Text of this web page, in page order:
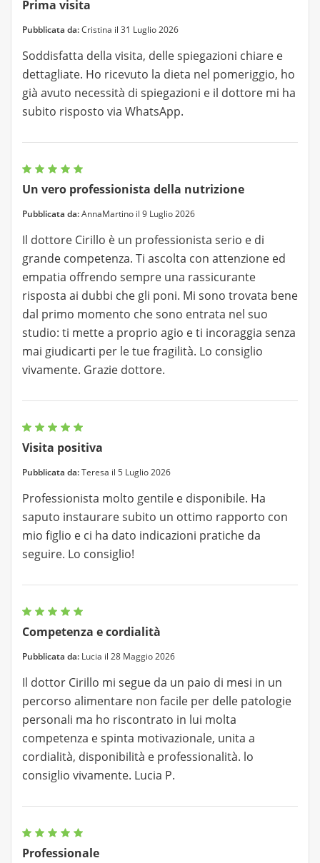
Prima visita
Pubblicata da:Cristina il 31 Luglio 2026
Soddisfatta della visita, delle spiegazioni chiare e
dettagliate. Ho ricevuto la dieta nel pomeriggio, ho
già avuto necessità di spiegazioni e il dottore mi ha
subito risposto via WhatsApp.
Un vero professionista della nutrizione
Pubblicata da:AnnaMartino il 9 Luglio 2026
Il dottore Cirillo è un professionista serio e di
grande competenza. Ti ascolta con attenzione ed
empatia offrendo sempre una rassicurante
risposta ai dubbi che gli poni. Mi sono trovata bene
dal primo momento che sono entrata nel suo
studio: ti mette a proprio agio e ti incoraggia senza
mai giudicarti per le tue fragilità. Lo consiglio
vivamente. Grazie dottore.
Visita positiva
Pubblicata da:Teresa il 5 Luglio 2026
Professionista molto gentile e disponibile. Ha
saputo instaurare subito un ottimo rapporto con
mio figlio e ci ha dato indicazioni pratiche da
seguire. Lo consiglio!
Competenza e cordialità
Pubblicata da: Lucia il 28 Maggio 2026
Il dottor Cirillo mi segue da un paio di mesi in un
percorso alimentare non facile per delle patologie
personali ma ho riscontrato in lui molta
competenza e spinta motivazionale, unita a
cordialità, disponibilità e professionalità. lo
consiglio vivamente. Lucia P.
Professionale